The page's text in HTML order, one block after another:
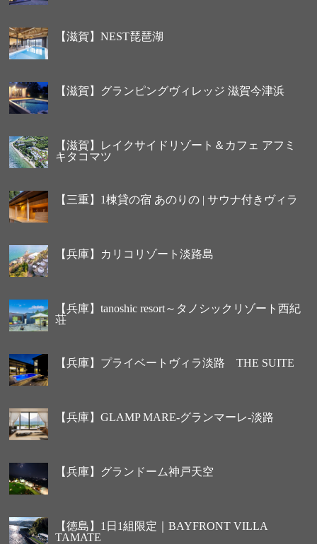
【滋賀】NEST琵琶湖
【滋賀】グランピングヴィレッジ 滋賀今津浜
【滋賀】レイクサイドリゾート＆カフェ アフミ
キタコマツ
【三重】1棟貸の宿 あのりの | サウナ付きヴィラ
【兵庫】カリコリゾート淡路島
【兵庫】tanoshic resort～タノシックリゾート西紀
荘
【兵庫】プライベートヴィラ淡路 THE SUITE
【兵庫】GLAMP MARE-グランマーレ-淡路
【兵庫】グランドーム神戸天空
【徳島】1日1組限定｜BAYFRONT VILLA
TAMATE